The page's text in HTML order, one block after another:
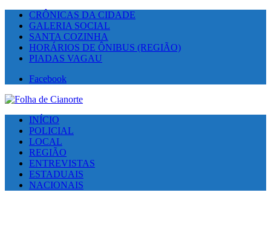
CRÔNICAS DA CIDADE
GALERIA SOCIAL
SANTA COZINHA
HORÁRIOS DE ÔNIBUS (REGIÃO)
PIADAS VAGAU
Facebook
INÍCIO
POLICIAL
LOCAL
REGIÃO
ENTREVISTAS
ESTADUAIS
NACIONAIS